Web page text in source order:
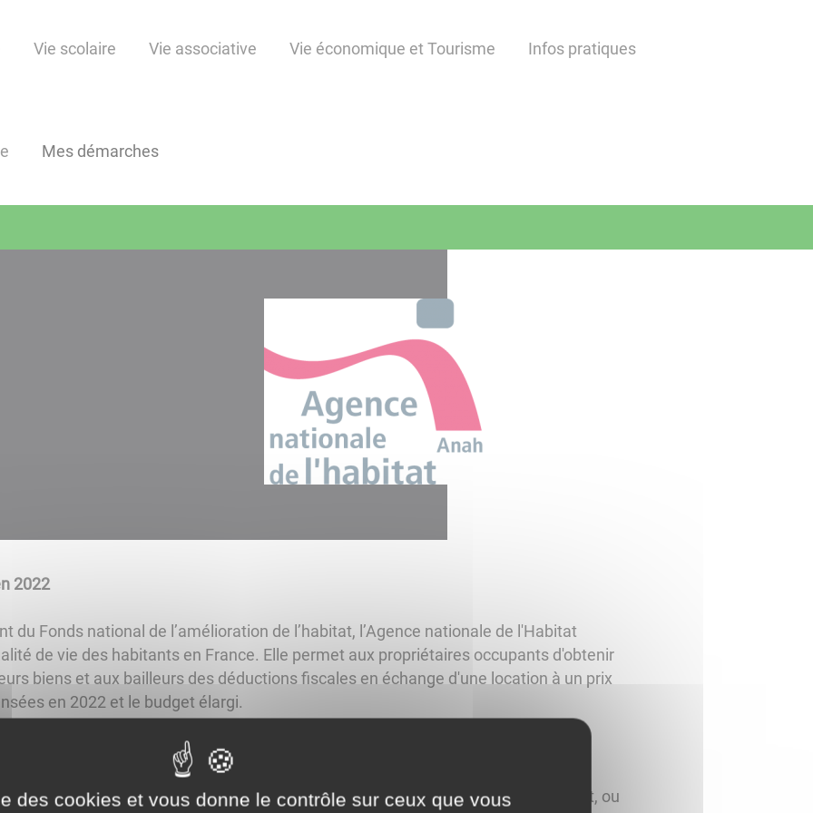
Vie scolaire Vie associative Vie économique et Tourisme Infos pratiques
Mes démarches
2022
du Fonds national de l’amélioration de l’habitat, l’Agence nationale de l'Habitat
de vie des habitants en France. Elle permet aux propriétaires occupants d'obtenir
biens et aux bailleurs des déductions fiscales en échange d'une location à un prix
en 2022 et le budget élargi.
copropriétés et collectivités
qu’ils soient occupants ou non, l’ANAH octroie des fonds pour l’aménagement, ou
des cookies et vous donne le contrôle sur ceux que vous